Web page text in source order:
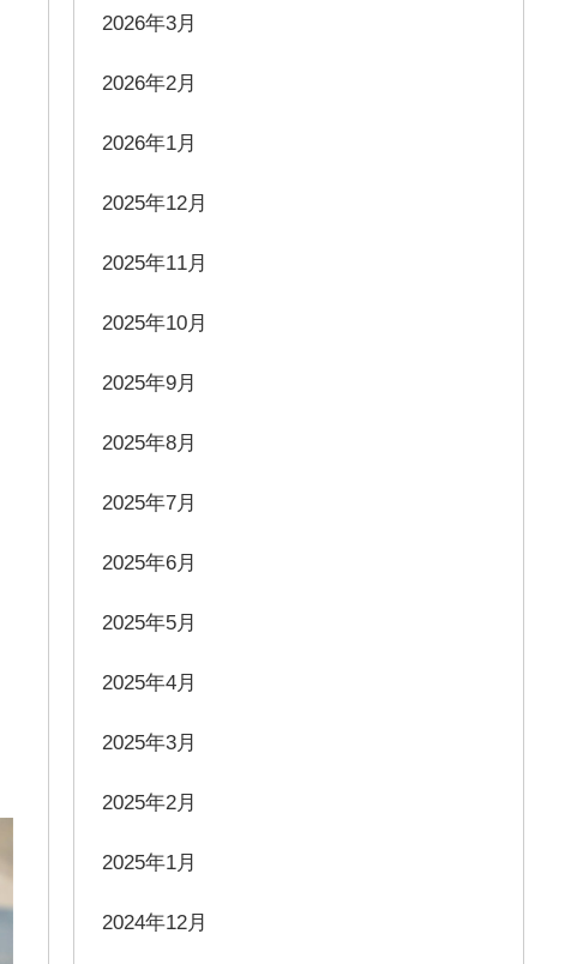
2026年3月
2026年2月
2026年1月
2025年12月
2025年11月
2025年10月
2025年9月
2025年8月
2025年7月
2025年6月
2025年5月
2025年4月
2025年3月
2025年2月
2025年1月
2024年12月